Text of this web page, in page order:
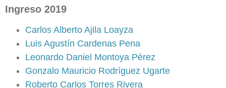
Ingreso 2019
Carlos Alberto Ajila Loayza
Luis Agustín Cardenas Pena
Leonardo Daniel Montoya Pérez
Gonzalo Mauricio Rodríguez Ugarte
Roberto Carlos Torres Rivera